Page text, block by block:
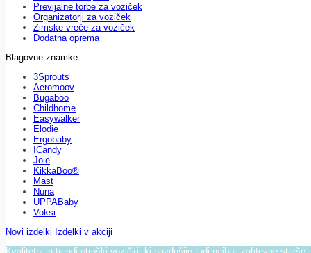
Previjalne torbe za voziček
Organizatorji za voziček
Zimske vreče za voziček
Dodatna oprema
Blagovne znamke
3Sprouts
Aeromoov
Bugaboo
Childhome
Easywalker
Elodie
Ergobaby
ICandy
Joie
KikkaBoo®
Mast
Nuna
UPPABaby
Voksi
Novi izdelki Izdelki v akciji